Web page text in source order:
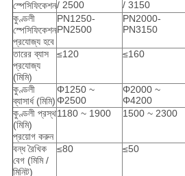
স্পেসিফিকেশন/ 2500
/ 3150
কুণ্ডলী
স্পেসিফিকেশন
প্রযোজ্য হবে
PN1250-
PN2500
PN2000-
PN3150
তারের ব্যাস
প্রযোজ্য
(মিমি)
≤120 ≤160
কুণ্ডলী
ব্যাসার্ধ (মিমি)
Φ1250 ~
Φ2500
Φ2000 ~
Φ4200
কুণ্ডলী প্রস্থ
(মিমি)
প্রয়োগ করুন
1180 ~ 1900 1500 ~ 2300
বন্ধ রৈখিক
বেগ (মিমি /
মিনিট)
≤80 ≤50